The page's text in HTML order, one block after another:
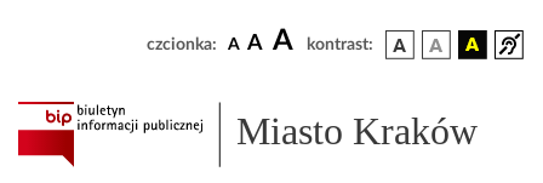
czcionka: A A A kontrast:
Miasto Kraków